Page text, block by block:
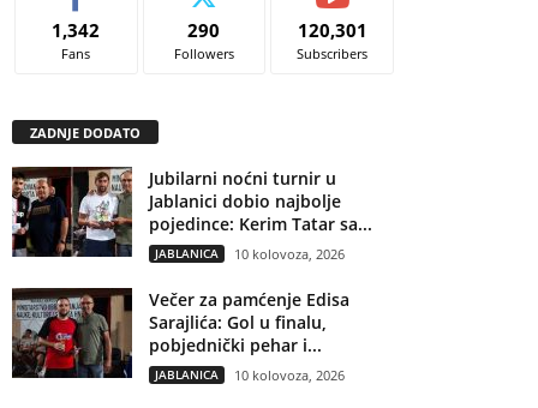
1,342
Fans
290
Followers
120,301
Subscribers
ZADNJE DODATO
Jubilarni noćni turnir u
Jablanici dobio najbolje
pojedince: Kerim Tatar sa...
JABLANICA 10 kolovoza, 2026
Večer za pamćenje Edisa
Sarajlića: Gol u finalu,
pobjednički pehar i...
JABLANICA 10 kolovoza, 2026